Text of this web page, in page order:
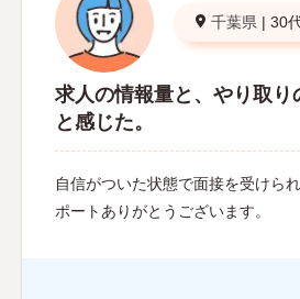
千葉県 | 30
求人の情報量と、やり取り
と感じた。
自信がついた状態で面接を受けら
ポートありがとうございます。